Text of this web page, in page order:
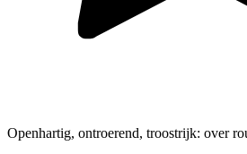
Openhartig, ontroerend, troostrijk: over